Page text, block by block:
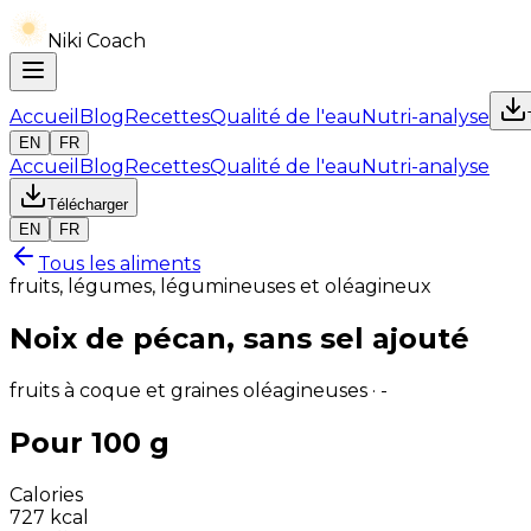
Niki Coach
Accueil BlogRecettesQualité de l'eauNutri-analyse
EN
FR
Accueil BlogRecettesQualité de l'eauNutri-analyse
Télécharger
EN
FR
Tous les aliments
fruits, légumes, légumineuses et oléagineux
Noix de pécan, sans sel ajouté
fruits à coque et graines oléagineuses · -
Pour 100 g
Calories
727 kcal